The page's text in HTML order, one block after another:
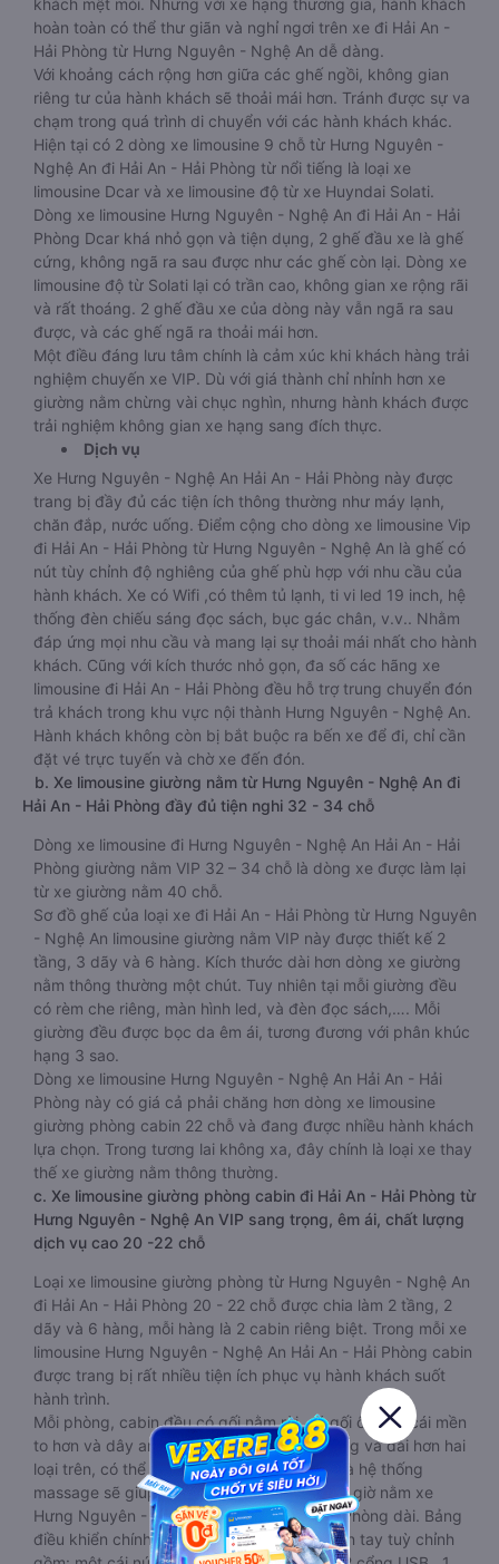
khách mệt mỏi. Nhưng với xe hạng thương gia, hành khách
hoàn toàn có thể thư giãn và nghỉ ngơi trên xe đi Hải An -
Hải Phòng từ Hưng Nguyên - Nghệ An dễ dàng.
Với khoảng cách rộng hơn giữa các ghế ngồi, không gian
riêng tư của hành khách sẽ thoải mái hơn. Tránh được sự va
chạm trong quá trình di chuyển với các hành khách khác.
Hiện tại có 2 dòng xe limousine 9 chỗ từ Hưng Nguyên -
Nghệ An đi Hải An - Hải Phòng từ nổi tiếng là loại xe
limousine Dcar và xe limousine độ từ xe Huyndai Solati.
Dòng xe limousine Hưng Nguyên - Nghệ An đi Hải An - Hải
Phòng Dcar khá nhỏ gọn và tiện dụng, 2 ghế đầu xe là ghế
cứng, không ngã ra sau được như các ghế còn lại. Dòng xe
limousine độ từ Solati lại có trần cao, không gian xe rộng rãi
và rất thoáng. 2 ghế đầu xe của dòng này vẫn ngã ra sau
được, và các ghế ngã ra thoải mái hơn.
Một điều đáng lưu tâm chính là cảm xúc khi khách hàng trải
nghiệm chuyến xe VIP. Dù với giá thành chỉ nhỉnh hơn xe
giường nằm chừng vài chục nghìn, nhưng hành khách được
trải nghiệm không gian xe hạng sang đích thực.
Dịch vụ
Xe Hưng Nguyên - Nghệ An Hải An - Hải Phòng này được
trang bị đầy đủ các tiện ích thông thường như máy lạnh,
chăn đắp, nước uống. Điểm cộng cho dòng xe limousine Vip
đi Hải An - Hải Phòng từ Hưng Nguyên - Nghệ An là ghế có
nút tùy chỉnh độ nghiêng của ghế phù hợp với nhu cầu của
hành khách. Xe có Wifi ,có thêm tủ lạnh, ti vi led 19 inch, hệ
thống đèn chiếu sáng đọc sách, bục gác chân, v.v.. Nhằm
đáp ứng mọi nhu cầu và mang lại sự thoải mái nhất cho hành
khách. Cũng với kích thước nhỏ gọn, đa số các hãng xe
limousine đi Hải An - Hải Phòng đều hỗ trợ trung chuyển đón
trả khách trong khu vực nội thành Hưng Nguyên - Nghệ An.
Hành khách không còn bị bắt buộc ra bến xe để đi, chỉ cần
đặt vé trực tuyến và chờ xe đến đón.
b. Xe limousine giường nằm từ Hưng Nguyên - Nghệ An đi
Hải An - Hải Phòng đầy đủ tiện nghi 32 - 34 chỗ
Dòng xe limousine đi Hưng Nguyên - Nghệ An Hải An - Hải
Phòng giường nằm VIP 32 – 34 chỗ là dòng xe được làm lại
từ xe giường nằm 40 chỗ.
Sơ đồ ghế của loại xe đi Hải An - Hải Phòng từ Hưng Nguyên
- Nghệ An limousine giường nằm VIP này được thiết kế 2
tầng, 3 dãy và 6 hàng. Kích thước dài hơn dòng xe giường
nằm thông thường một chút. Tuy nhiên tại mỗi giường đều
có rèm che riêng, màn hình led, và đèn đọc sách,…. Mỗi
giường đều được bọc da êm ái, tương đương với phân khúc
hạng 3 sao.
Dòng xe limousine Hưng Nguyên - Nghệ An Hải An - Hải
Phòng này có giá cả phải chăng hơn dòng xe limousine
giường phòng cabin 22 chỗ và đang được nhiều hành khách
lựa chọn. Trong tương lai không xa, đây chính là loại xe thay
thế xe giường nằm thông thường.
c. Xe limousine giường phòng cabin đi Hải An - Hải Phòng từ
Hưng Nguyên - Nghệ An VIP sang trọng, êm ái, chất lượng
dịch vụ cao 20 -22 chỗ
Loại xe limousine giường phòng từ Hưng Nguyên - Nghệ An
đi Hải An - Hải Phòng 20 - 22 chỗ được chia làm 2 tầng, 2
dãy và 6 hàng, mỗi hàng là 2 cabin riêng biệt. Trong mỗi xe
limousine Hưng Nguyên - Nghệ An Hải An - Hải Phòng cabin
được trang bị rất nhiều tiện ích phục vụ hành khách suốt
hành trình.
Mỗi phòng, cabin đều có gối nằm rời, có gối ôm, có cái mền
to hơn và dây an toàn seat belt. Giường rộng và dài hơn hai
loại trên, có thể lăn lộn thoải mái. Đặc biệt là hệ thống
massage sẽ giúp bạn thư giãn trong những giờ nằm xe
Hưng Nguyên - Nghệ An đến Hải An - Hải Phòng dài. Bảng
điều khiển chính nằm ngay cạnh đầu để tiện tay tuỳ chỉnh